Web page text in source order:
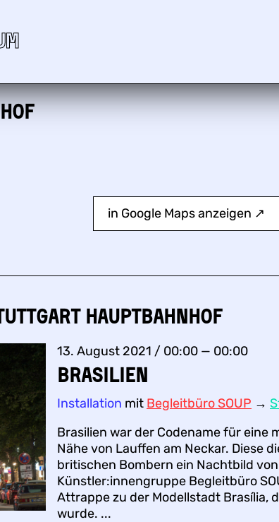
in Google Maps anzeigen ↗︎
Hauptbahnhof
13. August 2021 / 00:00 — 00:00
BRASILIEN
Installation mit Begleitbüro SOUP →
Brasilien war der Codename für
Nähe von Lauffen am Neckar. Diese
britischen Bombern ein Nachtbild
Künstler:innengruppe Begleitbüro
Attrappe zu der Modellstadt Brasília,
wurde. ...